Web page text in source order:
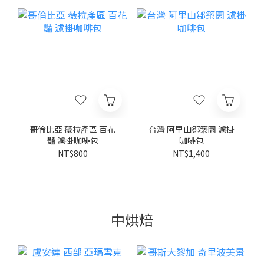
哥倫比亞 薇拉產區 百花
豔 濾掛咖啡包
NT$800
台灣 阿里山鄒築園 濾掛
咖啡包
NT$1,400
中烘焙